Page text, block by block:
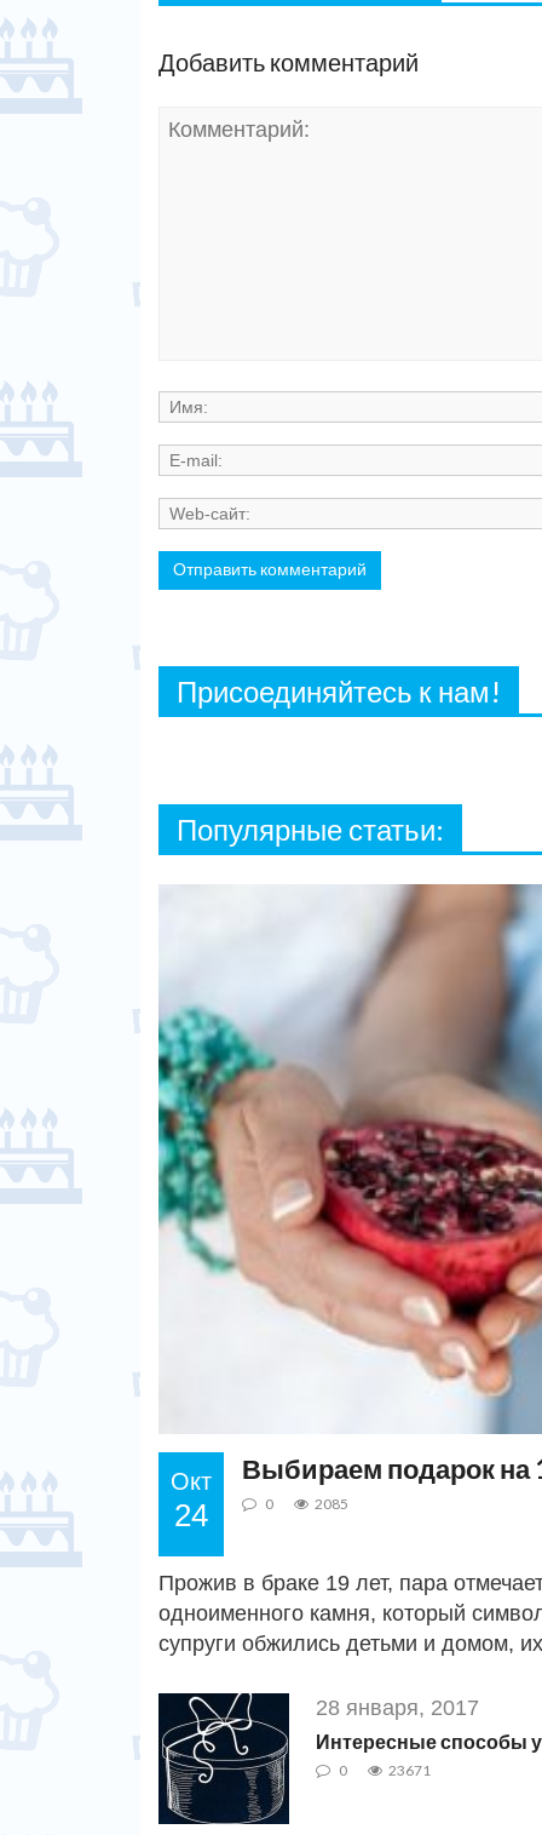
Добавить комментарий
Присоединяйтесь к нам!
Популярные статьи:
Окт
24
Выбираем подарок
0 2085
Прожив в браке 19 лет, пара
одноименного камня, который
супруги обжились детьми и домом,
28 января, 2017
Интересные способы
0 23671